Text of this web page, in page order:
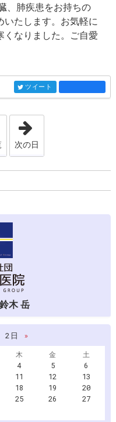
、肺疾患をお持ちの
いたします。お気軽に
くなりました。ご自愛
entry918
ツイート
月12日」
次の日
木 岳
2日
»
木 金
土
4 5
6
11 12
13
18 19
20
25 26
27